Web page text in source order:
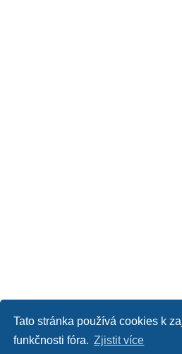
Tato stránka používá cookies k
funkčnosti fóra. Zjistit více
Obsah fóra